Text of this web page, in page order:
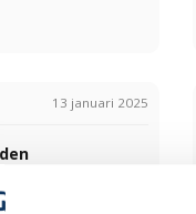
13 januari 2025
bij plaatsen